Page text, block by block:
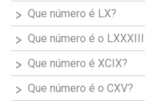
Que número é LX?
Que número é o
Que número é XCIX?
Que número é o CXV?